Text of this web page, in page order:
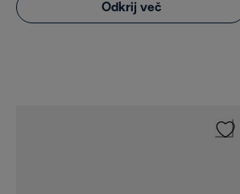
Odkrij več